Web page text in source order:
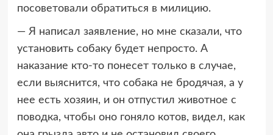
посоветовали обратиться в милицию.
— Я написал заявление, но мне сказали, что
установить собаку будет непросто. А
наказание кто-то понесет только в случае,
если выяснится, что собака не бродячая, а у
нее есть хозяин, и он отпустил животное с
поводка, чтобы оно гоняло котов, видел, как